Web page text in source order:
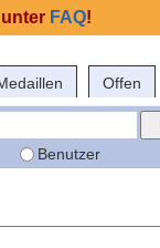
Offen
Benutzer
FAQ!